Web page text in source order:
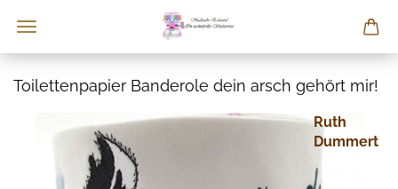
Toilettenpapier Banderole dein arsch gehört mir!
Ruth
Dummert